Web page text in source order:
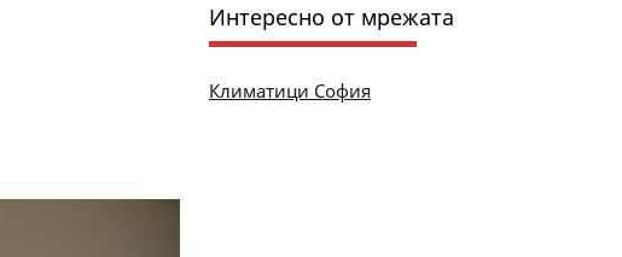
Интересно от мрежата
Климатици София